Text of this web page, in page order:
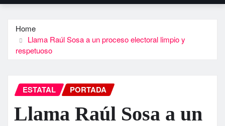
Home
Llama Raúl Sosa a un proceso electoral limpio y
respetuoso
ESTATAL PORTADA
Llama Raúl Sosa a un